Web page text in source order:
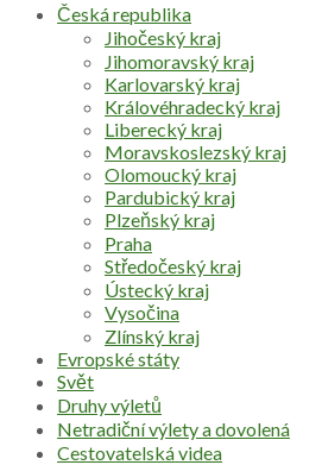
Česká republika
Jihočeský kraj
Jihomoravský kraj
Karlovarský kraj
Královéhradecký kraj
Liberecký kraj
Moravskoslezský kraj
Olomoucký kraj
Pardubický kraj
Plzeňský kraj
Praha
Středočeský kraj
Ústecký kraj
Vysočina
Zlínský kraj
Evropské státy
Svět
Druhy výletů
Netradiční výlety a dovolená
Cestovatelská videa